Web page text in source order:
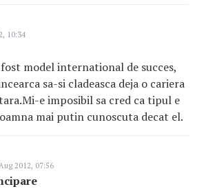
10:34
model international de succes,
sa-si cladeasca deja o cariera
e imposibil sa cred ca tipul e
mai putin cunoscuta decat el.
2012, 07:56